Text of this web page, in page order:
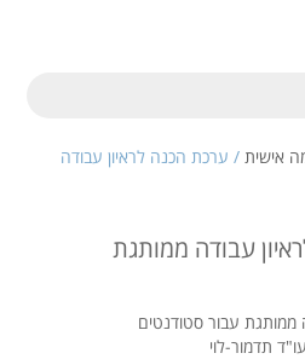
אישית/ ערכת הכנה לראיון עבודה
עבודה ממותגת
ממותגת עבור סטודנטים
תדמור-לוי